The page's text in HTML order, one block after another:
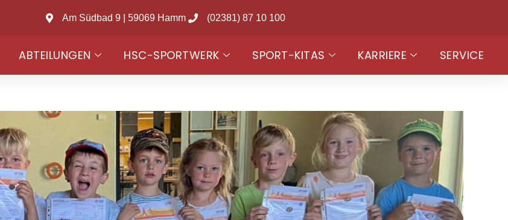
Am Südbad 9 | 59069 Hamm (02381) 87 10 100
ABTEILUNGEN HSC-SPORTWERK SPORT-KITAS KARRIERE SERVICE